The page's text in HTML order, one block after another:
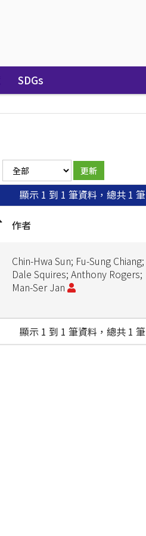
SDGs
顯示 1 到 1 筆資料，總共 1 筆
作者
Chin-Hwa Sun; Fu-Sung Chiang;
Dale Squires; Anthony Rogers;
Man-Ser Jan
顯示 1 到 1 筆資料，總共 1 筆